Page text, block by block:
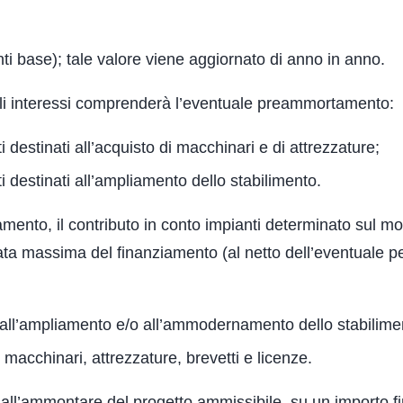
base); tale valore viene aggiornato di anno in anno.
comprenderà l’eventuale preammortamento:
all’acquisto di macchinari e di attrezzature;
all’ampliamento dello stabilimento.
il contributo in conto impianti determinato sul
massima del finanziamento (al netto dell’eventuale
e/o all’ammodernamento dello
attrezzature, brevetti e licenze.